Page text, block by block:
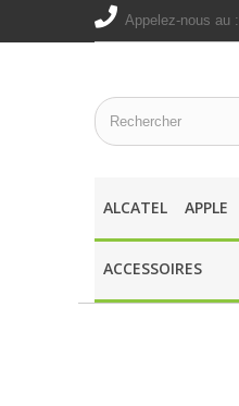
Appelez-nous au :
ALCATEL APPLE
ACCESSOIRES